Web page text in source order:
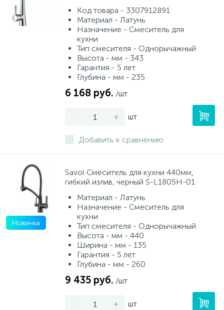
Код товара - 3307912891
Материал - Латунь
Назначение - Смеситель для
кухни
Тип смесителя - Однорычажный
Высота - мм - 343
Гарантия - 5 лет
Глубина - мм - 235
6 168 руб. /шт
- + шт
Добавить к сравнению
Новинка
Savol Смеситель для кухни 440мм,
гибкий излив, черный S-L1805H-01
Материал - Латунь
Назначение - Смеситель для
кухни
Тип смесителя - Однорычажный
Высота - мм - 440
Ширина - мм - 135
Гарантия - 5 лет
Глубина - мм - 260
9 435 руб. /шт
- + шт